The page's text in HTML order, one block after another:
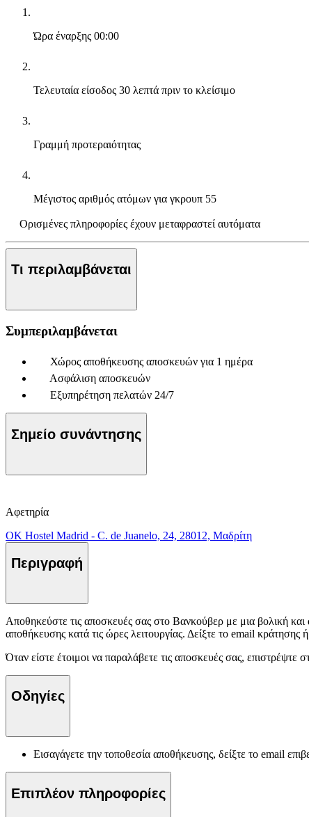
Ώρα έναρξης 00:00
Τελευταία είσοδος 30 λεπτά πριν το κλείσιμο
Γραμμή προτεραιότητας
Μέγιστος αριθμός ατόμων για γκρουπ 55
Ορισμένες πληροφορίες έχουν μεταφραστεί αυτόματα
Τι περιλαμβάνεται
Συμπεριλαμβάνεται
Χώρος αποθήκευσης αποσκευών για 1 ημέρα
Ασφάλιση αποσκευών
Εξυπηρέτηση πελατών 24/7
Σημείο συνάντησης
Αφετηρία
OK Hostel Madrid - C. de Juanelo, 24, 28012, Μαδρίτη
Περιγραφή
Αποθηκεύστε τις αποσκευές σας στο Βανκούβερ με μια βολική
αποθήκευσης κατά τις ώρες λειτουργίας. Δείξτε το email
Όταν είστε έτοιμοι να παραλάβετε τις αποσκευές σας,
Οδηγίες
Εισαγάγετε την τοποθεσία αποθήκευσης, δείξτε το email
Επιπλέον πληροφορίες